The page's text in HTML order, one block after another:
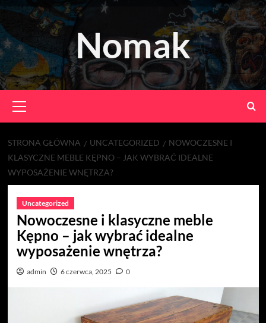
Skip
to
content
Nomak
Menu
STRONA GŁÓWNA UNCATEGORIZED
NOWOCZESNE I
KLASYCZNE MEBLE KĘPNO – JAK WYBRAĆ IDEALNE
WYPOSAŻENIE WNĘTRZA?
Uncategorized
Nowoczesne i klasyczne meble
Kępno – jak wybrać idealne
wyposażenie wnętrza?
admin 6 czerwca, 2025 0